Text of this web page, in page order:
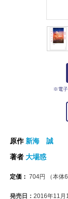
※電子
原作 新海 誠
著者 大場惑
定価： 704円 （本体
発売日： 2016年11月